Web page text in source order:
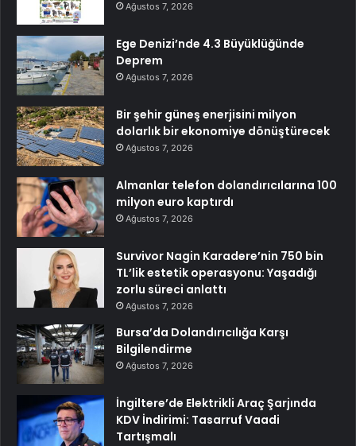
Ağustos 7, 2026
Ege Denizi’nde 4.3 Büyüklüğünde
Deprem
Ağustos 7, 2026
Bir şehir güneş enerjisini milyon
dolarlık bir ekonomiye dönüştürecek
Ağustos 7, 2026
Almanlar telefon dolandırıcılarına 100
milyon euro kaptırdı
Ağustos 7, 2026
Survivor Nagin Karadere’nin 750 bin
TL’lik estetik operasyonu: Yaşadığı
zorlu süreci anlattı
Ağustos 7, 2026
Bursa’da Dolandırıcılığa Karşı
Bilgilendirme
Ağustos 7, 2026
İngiltere’de Elektrikli Araç Şarjında
KDV İndirimi: Tasarruf Vaadi
Tartışmalı